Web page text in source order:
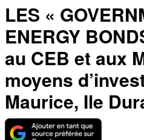
LES «
ENERGY
au CEB et aux
moyens
Maurice, Ile